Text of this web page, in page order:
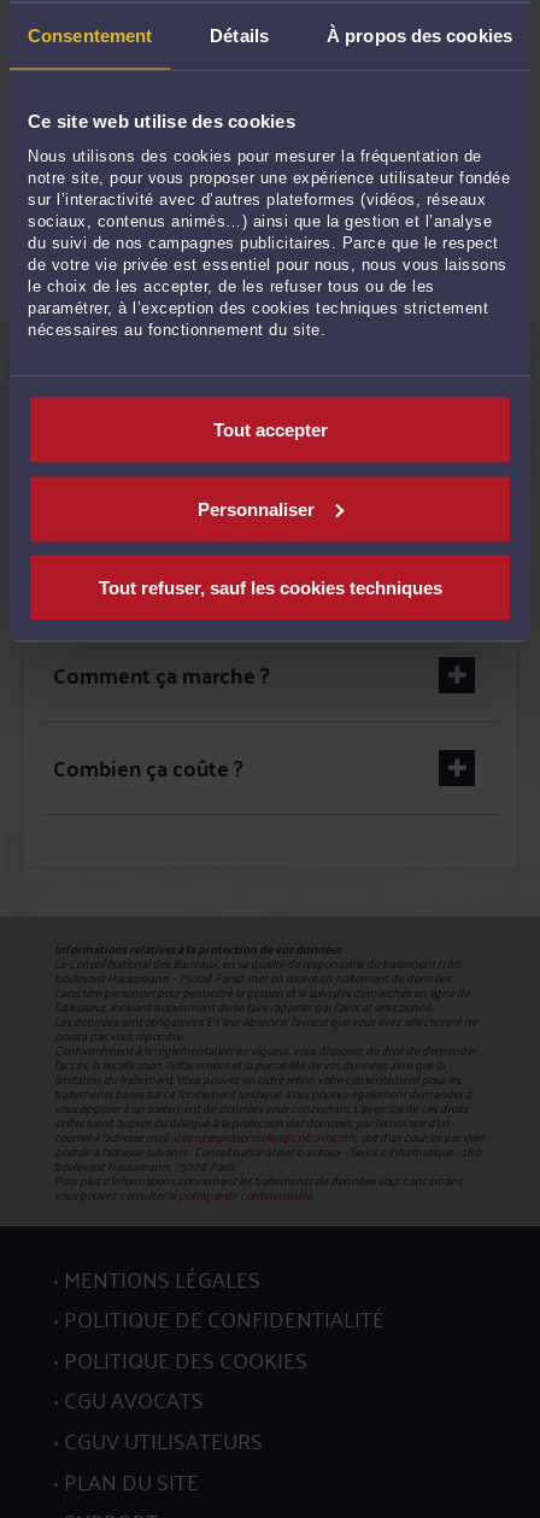
Consentement Détails À propos des cookies
Ce site web utilise des cookies
Nous utilisons des cookies pour mesurer la fréquentation de
notre site, pour vous proposer une expérience utilisateur fondée
sur l’interactivité avec d’autres plateformes (vidéos, réseaux
sociaux, contenus animés…) ainsi que la gestion et l’analyse
du suivi de nos campagnes publicitaires. Parce que le respect
de votre vie privée est essentiel pour nous, nous vous laissons
le choix de les accepter, de les refuser tous ou de les
paramétrer, à l’exception des cookies techniques strictement
nécessaires au fonctionnement du site.
Tout accepter
Personnaliser
Tout refuser, sauf les cookies techniques
Comment ça marche ?
2 Faites une demande de rappel
3 Votre avocat vous contacte
QUESTIONS FRÉQUEMMENT POSÉES
Quand utiliser le service ?
C'est pour qui ?
Comment ça marche ?
Combien ça coûte ?
Informations relatives à la protection de vos données
Le Conseil National des Barreaux, en sa qualité de responsable du traitement (180
boulevard Haussmann – 75008 Paris), met en œuvre un traitement de données
caractère personnel pour permettre la gestion et le suivi des démarches en ligne de
l'utilisateur, incluant notamment de se faire rappeler par l'avocat sélectionné.
Les données sont obligatoires. En leur absence, l'avocat que vous avez sélectionné ne
pourra pas vous répondre.
Conformément à la réglementation en vigueur, vous disposez du droit de demander
l'accès, la rectification, l’effacement et la portabilité de vos données ainsi que la
limitation du traitement. Vous pouvez en outre retirer votre consentement pour les
traitements basés sur ce fondement juridique. Vous pouvez également demander à
vous opposer à un traitement de données vous concernant. L’exercice de ces droits
s’effectuent, auprès du délégué à la protection des données, par l’envoi soit d’un
courriel à l’adresse mail : donneespersonnelles@cnb.avocat.fr, soit d’un courrier par voie
postale à l’adresse suivante : Conseil national des barreaux - Service informatique - 180
boulevard Haussmann, 75008 Paris.
Pour plus d’informations concernant les traitements de données vous concernant,
vous pouvez consulter lapolitique de confidentialité.
MENTIONS LÉGALES
POLITIQUE DE CONFIDENTIALITÉ
POLITIQUE DES COOKIES
CGU AVOCATS
CGUV UTILISATEURS
PLAN DU SITE